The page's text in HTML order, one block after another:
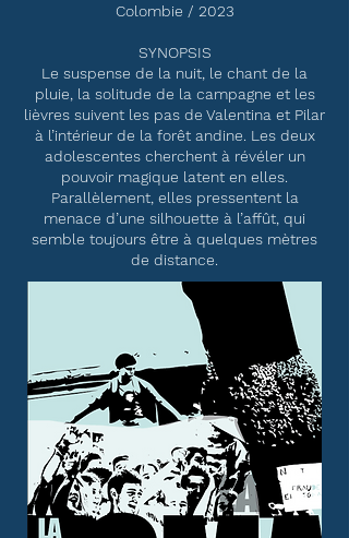
Colombie / 2023
SYNOPSIS
Le suspense de la nuit, le chant de la
pluie, la solitude de la campagne et les
lièvres suivent les pas de Valentina et Pilar
à l’intérieur de la forêt andine. Les deux
adolescentes cherchent à révéler un
pouvoir magique latent en elles.
Parallèlement, elles pressentent la
menace d’une silhouette à l’affût, qui
semble toujours être à quelques mètres
de distance.